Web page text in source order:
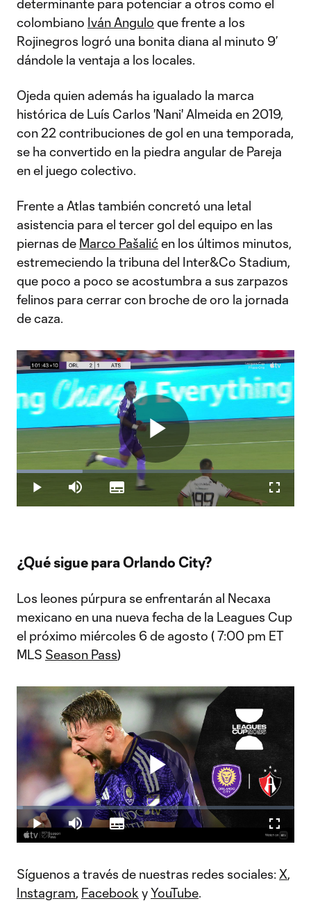
determinante para potenciar a otros como el
colombiano Iván Angulo que frente a los
Rojinegros logró una bonita diana al minuto 9’
dándole la ventaja a los locales.
Ojeda quien además ha igualado la marca
histórica de Luís Carlos 'Nani' Almeida en 2019,
con 22 contribuciones de gol en una temporada,
se ha convertido en la piedra angular de Pareja
en el juego colectivo.
Frente a Atlas también concretó una letal
asistencia para el tercer gol del equipo en las
piernas de Marco Pašalićen los últimos minutos,
estremeciendo la tribuna del Inter&Co Stadium,
que poco a poco se acostumbra a sus zarpazos
felinos para cerrar con broche de oro la jornada
de caza.
Play
Play Mute
Loaded:
23.64%
Subtitles
¿Qué sigue para Orlando City?
Los leones púrpura se enfrentarán al Necaxa
mexicano en una nueva fecha de la Leagues Cup
el próximo miércoles 6 de agosto ( 7:00 pm ET
MLS Season Pass)
Play
Video
Play Mute
Loaded:
2.31%
Subtitles
Síguenos a través de nuestras redes sociales: X,
Instagram, Facebook yYouTube.